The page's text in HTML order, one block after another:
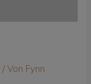
/ Von Fynn